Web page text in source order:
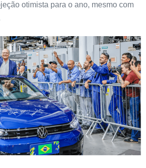
otimista para o ano, mesmo com